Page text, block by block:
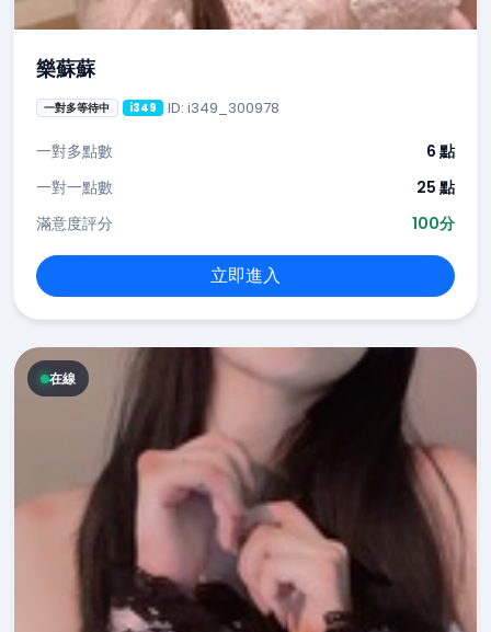
樂蘇蘇
一對多等待中 i349 ID: i349_300978
一對多點數
6 點
一對一點數
25 點
滿意度評分
100分
立即進入
在線